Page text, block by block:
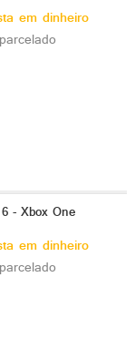
em dinheiro
- Xbox One
em dinheiro